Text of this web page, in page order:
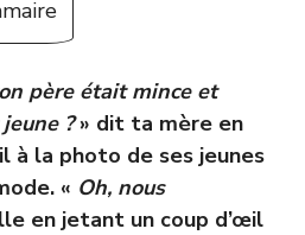
père était mince et
?» dit ta mère en
à la photo de ses jeunes
« Oh, nous
en jetant un coup d’œil